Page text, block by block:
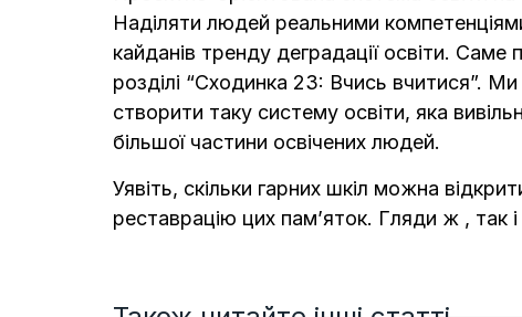
Наділяти людей реальними
кайданів тренду деградації освіти.
розділі “Сходинка 23: Вчись вчитися”.
створити таку систему освіти, яка
більшої частини освічених людей.
Уявіть, скільки гарних шкіл можна
реставрацію цих пам’яток. Гляди ж , так